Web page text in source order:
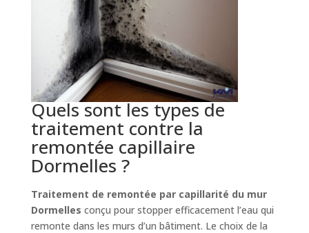
Quels sont les types de
traitement contre la
remontée capillaire
Dormelles ?
Traitement de remontée par capillarité du mur
Dormelles conçu pour stopper efficacement l’eau qui
remonte dans les murs d’un bâtiment. Le choix de la